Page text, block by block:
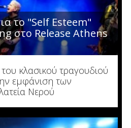
το "Self Esteem"
στο Release Athens
του κλασικού τραγουδιού
εμφάνιση των
Νερού